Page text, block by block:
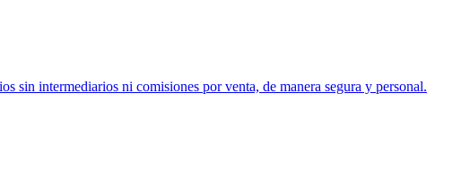
sin intermediarios ni comisiones por venta, de manera segura y personal.